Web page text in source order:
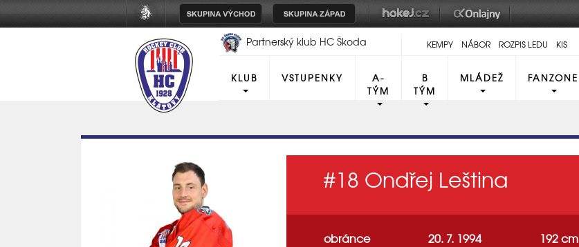
Partnerský klub HC Škoda
KEMPY NÁBOR ROZPIS LEDU KIS
KLUB VSTUPENKY
A-
TÝM
B
TÝM
MLÁDEŽ FANZONE
#18 Ondřej Leština
obránce 20. 7. 1994 192 cm